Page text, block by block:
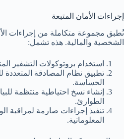
إجراءات الأمان المتبعة
نُطبق مجموعة متكاملة من إجراءات
الشخصية والمالية. هذه تشمل:
استخدام بروتوكولات التشفير
تطبيق نظام المصادقة المتعددة
الحساسة.
إنشاء نسخ احتياطية منتظمة
الطوارئ.
تنفيذ إجراءات صارمة لمراقبة
المعلوماتية.